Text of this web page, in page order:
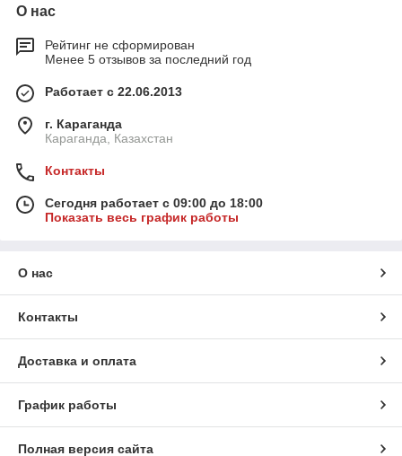
О нас
Рейтинг не сформирован
Менее 5 отзывов за последний год
Работает с 22.06.2013
г. Караганда
Караганда, Казахстан
Контакты
Сегодня работает с 09:00 до 18:00
Показать весь график работы
О нас
Контакты
Доставка и оплата
График работы
Полная версия сайта